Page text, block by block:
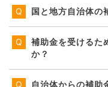
国と地方自治体の
補助金を受けるた
か？
自治体からの補助